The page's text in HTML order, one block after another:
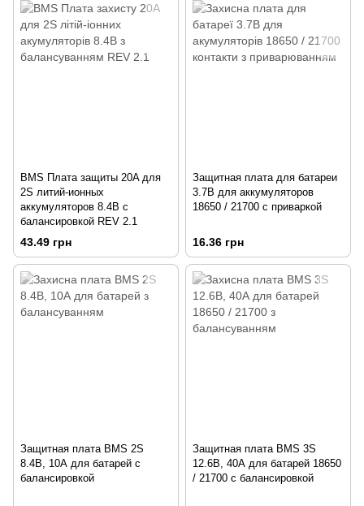
BMS Плата защиты 20A для
2S литий-ионных
аккумуляторов 8.4В с
балансировкой REV 2.1
43.49 грн
Защитная плата для батареи
3.7В для аккумуляторов
18650 / 21700 с приваркой
16.36 грн
Защитная плата BMS 2S
8.4В, 10А для батарей с
балансировкой
Защитная плата BMS 3S
12.6В, 40А для батарей 18650
/ 21700 с балансировкой